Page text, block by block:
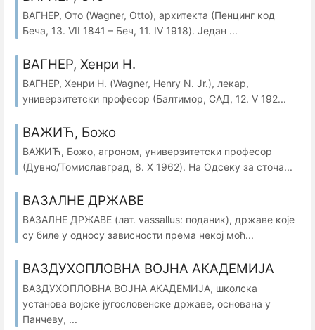
ВАГНЕР, Ото (Wagner, Otto), архитекта (Пенцинг код
Беча, 13. VII 1841 – Беч, 11. IV 1918). Један ...
ВАГНЕР, Хенри Н.
ВАГНЕР, Хенри Н. (Wagner, Henry N. Jr.), лекар,
универзитетски професор (Балтимор, САД, 12. V 192...
ВАЖИЋ, Божо
ВАЖИЋ, Божо, агроном, универзитетски професор
(Дувнo/Томиславград, 8. X 1962). На Одсеку за сточа...
ВАЗАЛНЕ ДРЖАВЕ
ВАЗАЛНЕ ДРЖАВЕ (лат. vassallus: поданик), државе које
су биле у односу зависности према некој моћ...
ВАЗДУХОПЛОВНА ВОЈНА АКАДЕМИЈА
ВАЗДУХОПЛОВНА ВОЈНА АКАДЕМИЈА, школска
установа војске југословенске државе, oснована у
Панчеву, ...